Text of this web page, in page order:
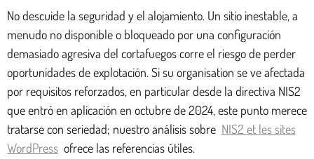
No descuide la seguridad y el alojamiento. Un sitio inestable, a
menudo no disponible o bloqueado por una configuración
demasiado agresiva del cortafuegos corre el riesgo de perder
oportunidades de explotación. Si su organisation se ve afectada
por requisitos reforzados, en particular desde la directiva NIS2
que entró en aplicación en octubre de 2024, este punto merece
tratarse con seriedad; nuestro análisis sobre NIS2 et les sites
WordPress ofrece las referencias útiles.